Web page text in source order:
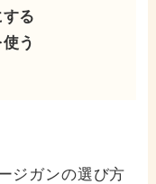
る
う
ジガンの選び方